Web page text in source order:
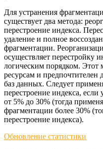
Для устранения
существует два метода:
перестроение индекса.
удаление и полное
фрагментации.
осуществляет перестройку
логическим порядком. Этот
ресурсам и предпочтителен
баз данных. Следует
перестроение индекса, если
от 5% до 30% (тогда
фрагментации более 30%
перестроение индекса).
Обновление статистики